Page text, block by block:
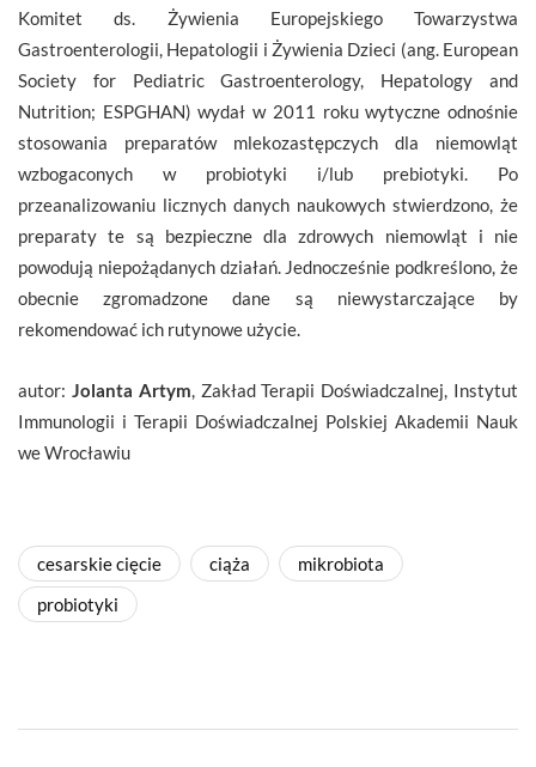
Komitet ds. Żywienia Europejskiego Towarzystwa
Gastroenterologii, Hepatologii i Żywienia Dzieci (ang. European
Society for Pediatric Gastroenterology, Hepatology and
Nutrition; ESPGHAN) wydał w 2011 roku wytyczne odnośnie
stosowania preparatów mlekozastępczych dla niemowląt
wzbogaconych w probiotyki i/lub prebiotyki. Po
przeanalizowaniu licznych danych naukowych stwierdzono, że
preparaty te są bezpieczne dla zdrowych niemowląt i nie
powodują niepożądanych działań. Jednocześnie podkreślono, że
obecnie zgromadzone dane są niewystarczające by
rekomendować ich rutynowe użycie.
autor: Jolanta Artym , Zakład Terapii Doświadczalnej, Instytut
Immunologii i Terapii Doświadczalnej Polskiej Akademii Nauk
we Wrocławiu
cesarskie cięcie ciąża
mikrobiota
probiotyki